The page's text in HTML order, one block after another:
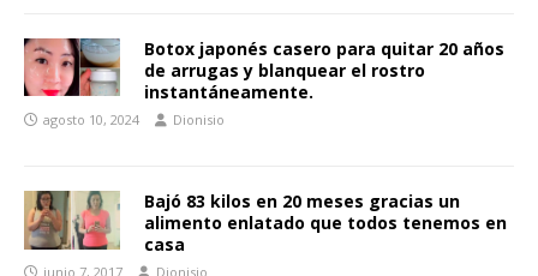
Botox japonés casero para quitar 20 años
de arrugas y blanquear el rostro
instantáneamente.
agosto 10, 2024 Dionisio
Bajó 83 kilos en 20 meses gracias un
alimento enlatado que todos tenemos en
casa
junio 7, 2017 Dionisio